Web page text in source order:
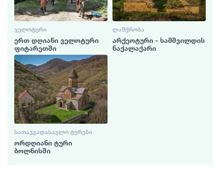
ᲕᲔᲚᲝᲢᲣᲠᲘ
ერთ დღიანი ველოტური
ფიტარეთში
ᲚᲐᲨᲥᲠᲝᲑᲐ
არქეოტური - სამშვილდის
ნაქალაქარი
ᲡᲐᲗᲐᲕᲒᲐᲓᲐᲡᲐᲕᲚᲝ ᲢᲣᲠᲔᲑᲘ
ორდღიანი ტური
ბოლნისში